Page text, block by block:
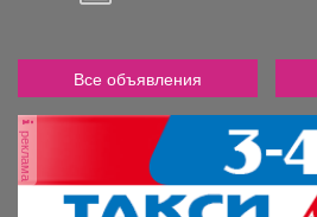
Все объявления
реклама